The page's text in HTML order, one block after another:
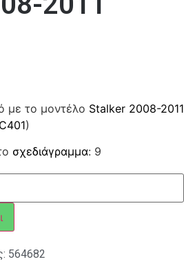
με το μοντέλο Stalker 2008-2011
)
σχεδιάγραμμα: 9
564682